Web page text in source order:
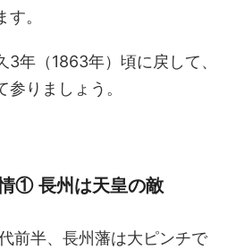
。
3年（1863年）頃に戻して、
りましょう。
① 長州は天皇の敵
前半、長州藩は大ピンチで